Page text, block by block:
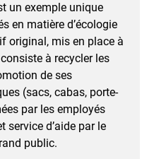
un exemple unique
en matière d’écologie
original, mis en place à
à recycler les
de ses
(sacs, cabas, porte-
par les employés
service d’aide par le
public.